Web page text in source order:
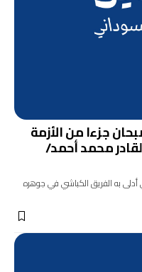
جزءا من الأزمة
محمد أحمد/
أدلى به الفريق الكباشي في جوهره